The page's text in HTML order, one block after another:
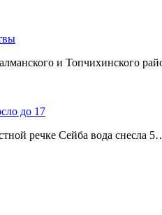
и Топчихинского
до 17
речке Сейба вода снесла